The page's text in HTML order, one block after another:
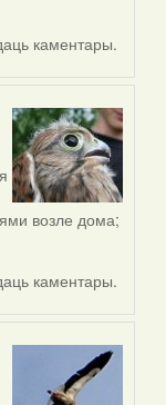
каментары.
возле дома;
каментары.